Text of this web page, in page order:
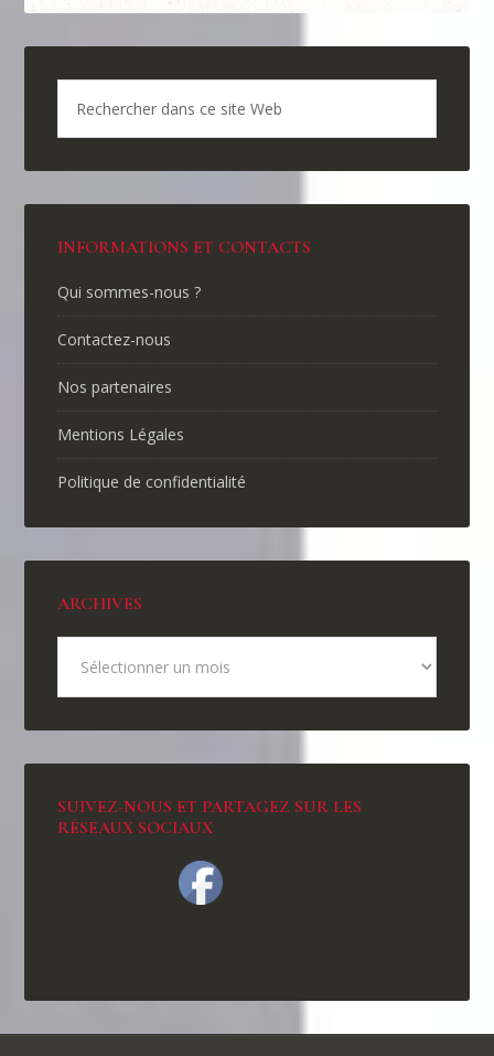
INFORMATIONS ET CONTACTS
Qui sommes-nous ?
Contactez-nous
Nos partenaires
Mentions Légales
Politique de confidentialité
ARCHIVES
SUIVEZ-NOUS ET PARTAGEZ SUR LES
RÉSEAUX SOCIAUX